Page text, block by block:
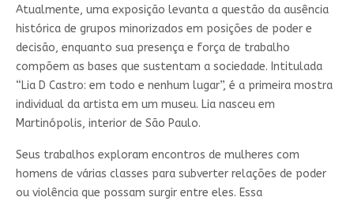
Atualmente, uma exposição levanta a questão da ausência
histórica de grupos minorizados em posições de poder e
decisão, enquanto sua presença e força de trabalho
compõem as bases que sustentam a sociedade. Intitulada
“Lia D Castro: em todo e nenhum lugar”, é a primeira mostra
individual da artista em um museu. Lia nasceu em
Martinópolis, interior de São Paulo.
Seus trabalhos exploram encontros de mulheres com
homens de várias classes para subverter relações de poder
ou violência que possam surgir entre eles. Essa